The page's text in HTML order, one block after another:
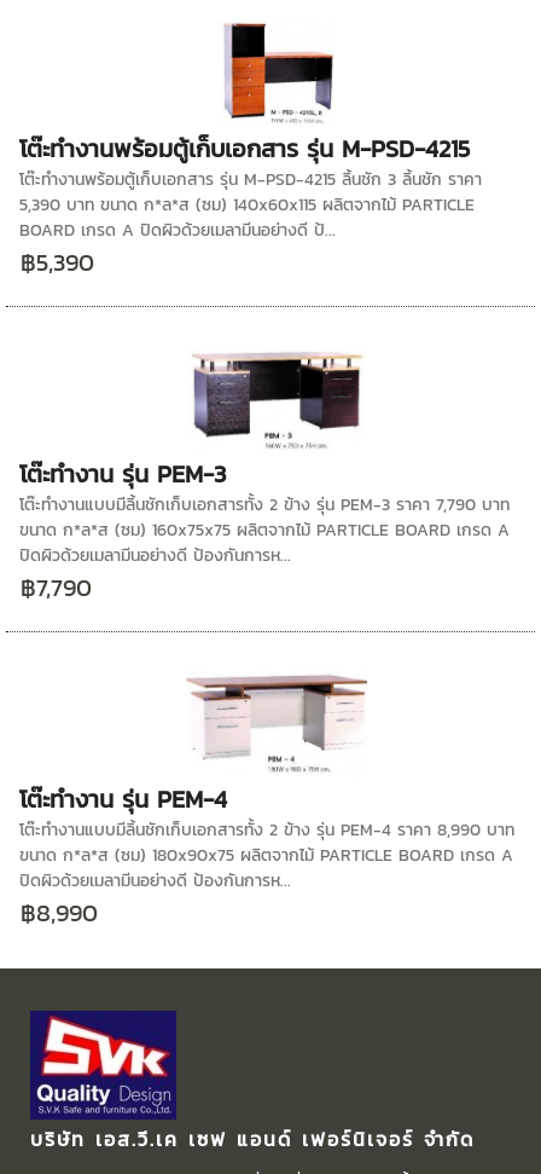
โต๊ะทำงานพร้อมตู้เก็บเอกสาร รุ่น M-PSD-4215
โต๊ะทำงานพร้อมตู้เก็บเอกสาร รุ่น M-PSD-4215 ลิ้นชัก 3 ลิ้นชัก ราคา
5,390 บาท ขนาด ก*ล*ส (ซม) 140x60x115 ผลิตจากไม้ PARTICLE
BOARD เกรด A ปิดผิวด้วยเมลามีนอย่างดี ป้...
฿5,390
โต๊ะทำงาน รุ่น PEM-3
โต๊ะทำงานแบบมีลิ้นชักเก็บเอกสารทั้ง 2 ข้าง รุ่น PEM-3 ราคา 7,790 บาท
ขนาด ก*ล*ส (ซม) 160x75x75 ผลิตจากไม้ PARTICLE BOARD เกรด A
ปิดผิวด้วยเมลามีนอย่างดี ป้องกันการห...
฿7,790
โต๊ะทำงาน รุ่น PEM-4
โต๊ะทำงานแบบมีลิ้นชักเก็บเอกสารทั้ง 2 ข้าง รุ่น PEM-4 ราคา 8,990 บาท
ขนาด ก*ล*ส (ซม) 180x90x75 ผลิตจากไม้ PARTICLE BOARD เกรด A
ปิดผิวด้วยเมลามีนอย่างดี ป้องกันการห...
฿8,990
บริษัท เอส.วี.เค เซฟ แอนด์ เฟอร์นิเจอร์ จำกัด